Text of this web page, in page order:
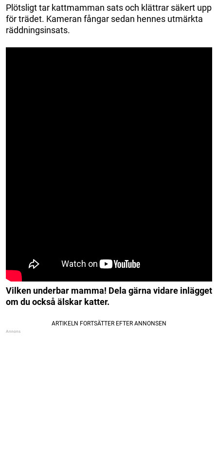
Plötsligt tar kattmamman sats och klättrar säkert upp
för trädet. Kameran fångar sedan hennes utmärkta
räddningsinsats.
Vilken underbar mamma! Dela gärna vidare inlägget
om du också älskar katter.